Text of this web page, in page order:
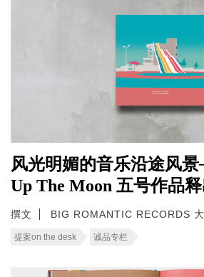
风光明媚的音乐沿途风
Up The Moon 五号作品
撰文 BIG ROMANTIC RECORDS
提案on the desk 诚品专栏